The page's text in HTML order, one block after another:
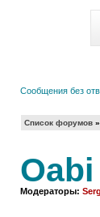
Сообщения без
Список форумов »
Модераторы: